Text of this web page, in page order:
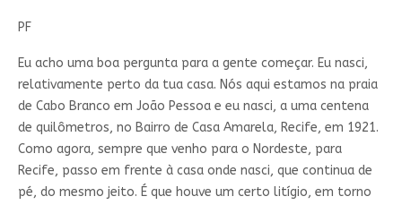
PF
Eu acho uma boa pergunta para a gente começar. Eu nasci,
relativamente perto da tua casa. Nós aqui estamos na praia
de Cabo Branco em João Pessoa e eu nasci, a uma centena
de quilômetros, no Bairro de Casa Amarela, Recife, em 1921.
Como agora, sempre que venho para o Nordeste, para
Recife, passo em frente à casa onde nasci, que continua de
pé, do mesmo jeito. É que houve um certo litígio, em torno